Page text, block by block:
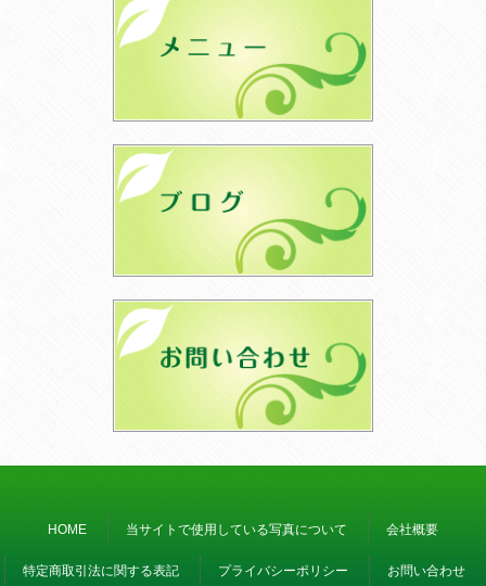
HOME 当サイトで使用している写真について 会社概要
特定商取引法に関する表記 プライバシーポリシー お問い合わせ